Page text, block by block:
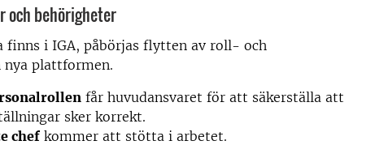
och behörigheter
finns i IGA, påbörjas flytten av roll- och
plattformen.
får huvudansvaret för att säkerställa att
sker korrekt.
chef kommer att stötta i arbetet.